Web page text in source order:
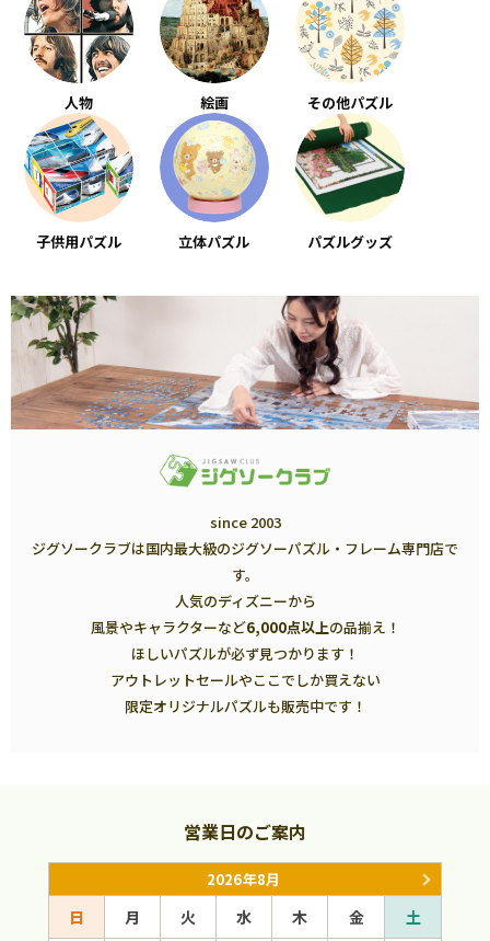
人物 絵画 その他パズル
子供用パズル 立体パズル パズルグッズ
since 2003
ジグソークラブは国内最大級のジグソーパズル・フレーム専門店で
す。
人気のディズニーから
風景やキャラクターなど6,000点以上の品揃え！
ほしいパズルが必ず見つかります！
アウトレットセールやここでしか買えない
限定オリジナルパズルも販売中です！
営業日のご案内
2026年8月
日 月 火 水 木 金
土